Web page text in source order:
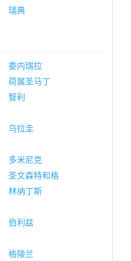
瑞典
委内瑞拉
荷属圣马丁
智利
乌拉圭
多米尼克
圣文森特和格
林纳丁斯
伯利兹
格陵兰